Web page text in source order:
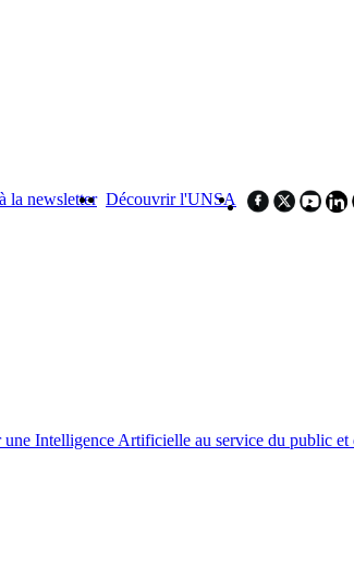
la newsletter Découvrir l'UNSA
Intelligence Artificielle au service du public et